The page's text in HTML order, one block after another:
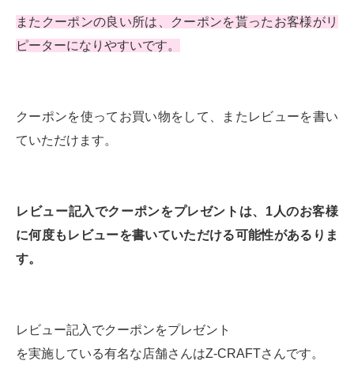
またクーポンの良い所は、クーポンを貰ったお客様がリ
ピーターになりやすいです。
クーポンを使ってお買い物をして、またレビューを書い
ていただけます。
レビュー記入でクーポンをプレゼントは、1人のお客様
に何度もレビューを書いていただける可能性があるりま
す。
レビュー記入でクーポンをプレゼント
を実施している有名な店舗さんはZ-CRAFTさんです。